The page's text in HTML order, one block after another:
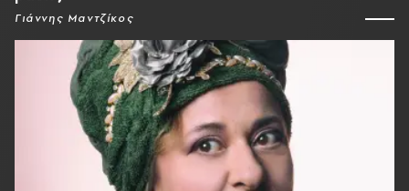
Γιάννης Μαντζίκος